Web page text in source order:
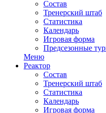
Состав
Тренерский штаб
Статистика
Календарь
Игровая форма
Предсезонные
Меню
Реактор
Состав
Тренерский штаб
Статистика
Календарь
Игровая форма